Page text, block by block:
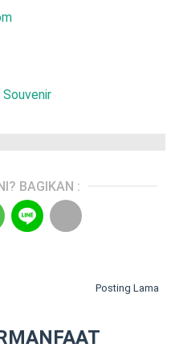
Souvenir
BAGIKAN :
Posting Lama